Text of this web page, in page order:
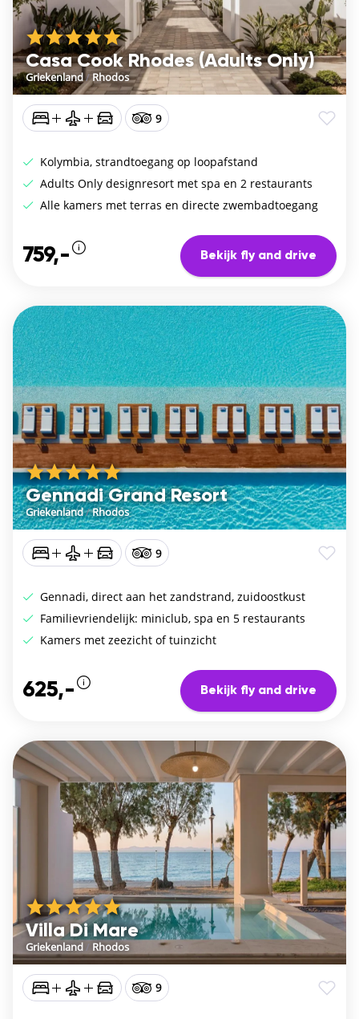
Casa Cook Rhodes (Adults Only)
Griekenland/Rhodos
9
Kolymbia, strandtoegang op loopafstand
Adults Only designresort met spa en 2 restaurants
Alle kamers met terras en directe zwembadtoegang
759,- Bekijk fly and drive
Gennadi Grand Resort
Griekenland/Rhodos
9
Gennadi, direct aan het zandstrand, zuidoostkust
Familievriendelijk: miniclub, spa en 5 restaurants
Kamers met zeezicht of tuinzicht
625,- Bekijk fly and drive
Villa Di Mare
Griekenland / Rhodos
9